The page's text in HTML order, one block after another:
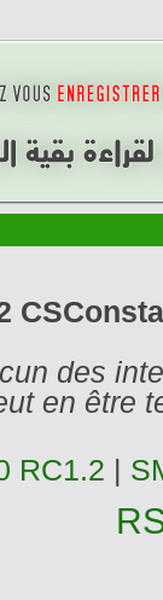
des
en être
RC1.2 |